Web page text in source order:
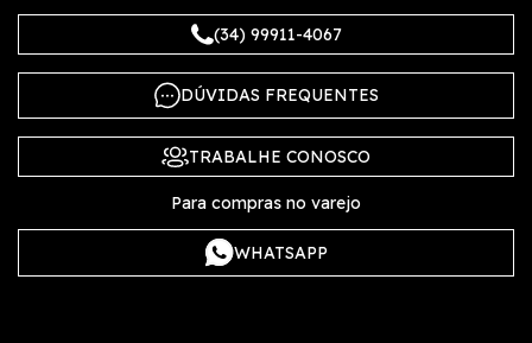
(34) 99911-4067
DÚVIDAS FREQUENTES
TRABALHE CONOSCO
Para compras no varejo
WHATSAPP